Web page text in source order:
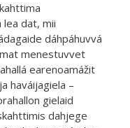
lea dat, mii
dáhpáhuvvá
menestuvvet
earenoamážit
haváijagiela –
gielaid
dahjege